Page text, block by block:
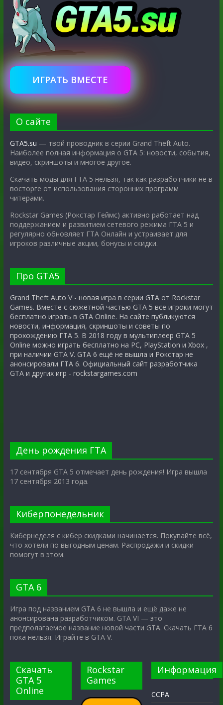
ИГРАТЬ ВМЕСТЕ
О сайте
GTA5.su — твой проводник в серии Grand Theft Auto.
Наиболее полная информация о GTA 5: новости, события,
видео, скриншоты и многое другое.
Скачать моды для ГТА 5 нельзя, так как разработчики не в
восторге от использования сторонних программ
читерами.
Rockstar Games (Рокстар Геймс) активно работает над
поддержанием и развитием сетевого режима ГТА 5 и
регулярно обновляет ГТА Онлайн и устраивает для
игроков различные акции, бонусы и скидки.
Про GTA5
Grand Theft Auto V - новая игра в серии GTA от Rockstar
Games. Вместе с сюжетной частью GTA 5 все игроки могут
бесплатно играть в GTA Online. На сайте публикуются
новости, информация, скриншоты и советы по
прохождению ГТА 5. В 2018 году в мультиплеер GTA 5
Online можно играть бесплатно на PC, PlayStation и Xbox ,
при наличии GTA V. GTA 6 ещё не вышла и Рокстар не
анонсировали ГТА 6. Официальный сайт разработчика
GTA и других игр - rockstargames.com
День рождения ГТА
17 сентября GTA 5 отмечает день рождения! Игра вышла
17 сентября 2013 года.
Киберпонедельник
Кибернеделя с кибер скидками начинается. Покупайте всё,
что хотели по выгодным ценам. Распродажи и скидки
помогут в этом.
GTA 6
Игра под названием GTA 6 не вышла и ещё даже не
анонсирована разработчиком. GTA VI — это
предполагаемое название новой части GTA. Скачать ГТА 6
пока нельзя. Играйте в GTA V.
Скачать
GTA 5
Online
Rockstar
Games
Информация
CCPA